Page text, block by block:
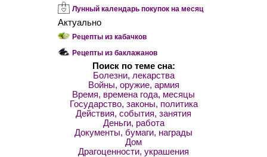
Лунный календарь покупок на месяц
Актуально
Рецепты из кабачков
Рецепты из баклажанов
Поиск по теме сна:
Болезни, лекарства
Войны, оружие, армия
Время, времена года, месяцы
Государство, законы, политика
Действия, события, занятия
Деньги, работа
Документы, бумаги, награды
Дом
Драгоценности, украшения